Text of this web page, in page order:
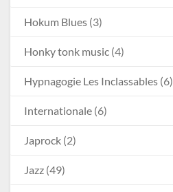
Hokum Blues (3)
Honky tonk music (4)
Hypnagogie Les Inclassables (6)
Internationale (6)
Japrock (2)
Jazz (49)